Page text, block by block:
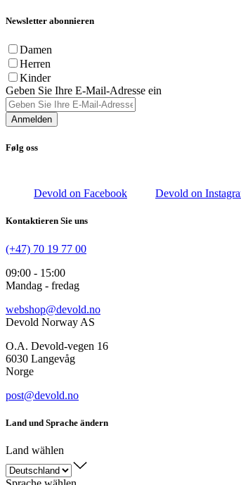
Newsletter abonnieren
Damen
Herren
Kinder
Geben Sie Ihre E-Mail-Adresse ein
Anmelden
Følg oss
Devold on Facebook Devold on
Kontaktieren Sie uns
(+47) 70 19 77 00
09:00 - 15:00
Mandag - fredag
webshop@devold.no
Devold Norway AS
O.A. Devold-vegen 16
6030 Langevåg
Norge
post@devold.no
Land und Sprache ändern
Land wählen